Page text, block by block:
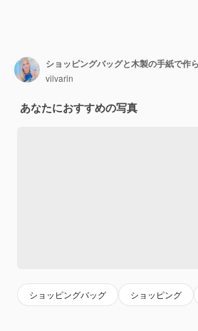
ショッピングバッグと木製の手紙で作
vilvarin
あなたにおすすめの写真
ショッピングバッグ ショッピング